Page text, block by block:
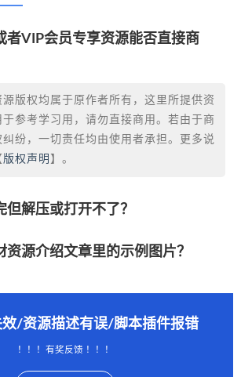
者VIP会员专享资源能否直接商
版权均属于原作者所有，这里所提供资
于参考学习用，请勿直接商用。若由于商
纠纷，一切责任均由使用者承担。更多说
版权声明 】。
但解压或打开不了？
资源介绍文章里的示例图片？
效/资源描述有误/脚本插件报错
！！！有奖反馈 ！！！